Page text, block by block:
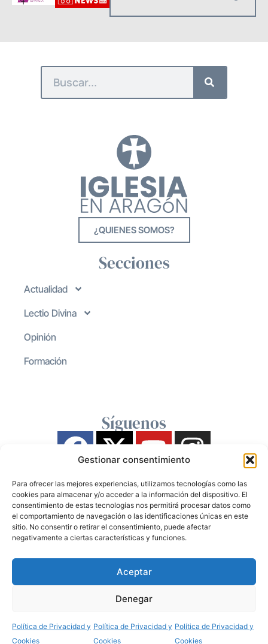
Gestionar consentimiento
Para ofrecer las mejores experiencias, utilizamos tecnologías como las
cookies para almacenar y/o acceder a la información del dispositivo. El
consentimiento de estas tecnologías nos permitirá procesar datos como
el comportamiento de navegación o las identificaciones únicas en este
sitio. No consentir o retirar el consentimiento, puede afectar
negativamente a ciertas características y funciones.
Aceptar
Denegar
Política de Privacidad y
Cookies
Política de Privacidad y
Cookies
Política de Privacidad y
Cookies
¿QUIENES SOMOS?
Secciones
Actualidad
Lectio Divina
Opinión
Formación
Síguenos